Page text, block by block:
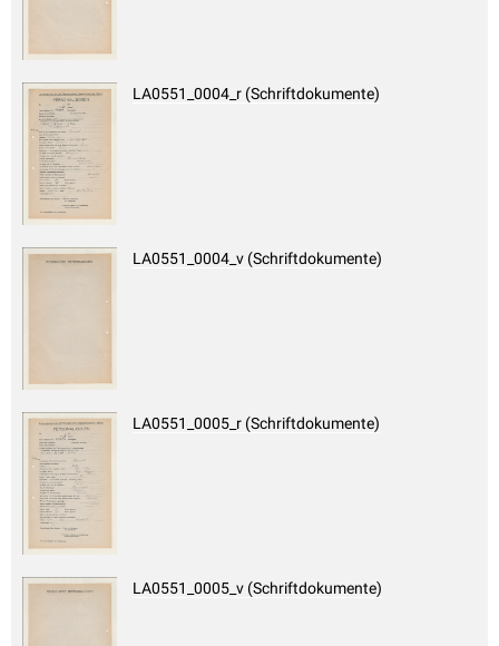
LA0551_0004_r (Schriftdokumente)
LA0551_0004_v (Schriftdokumente)
LA0551_0005_r (Schriftdokumente)
LA0551_0005_v (Schriftdokumente)